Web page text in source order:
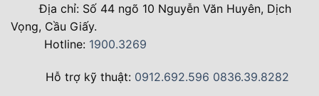
Địa chỉ: Số 44 ngõ 10 Nguyễn Văn Huyên, Dịch
Vọng, Cầu Giấy.
Hotline: 1900.3269
Hỗ trợ kỹ thuật: 0912.692.596 0836.39.8282